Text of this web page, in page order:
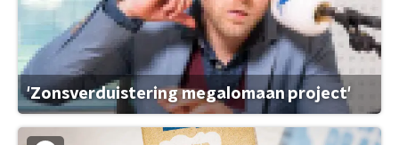
'Zonsverduistering megalomaan project'